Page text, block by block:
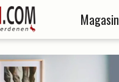
Magasin